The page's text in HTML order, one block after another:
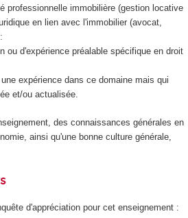
professionnelle immobilière (gestion locative
en lien avec l'immobilier (avocat,
ou d'expérience préalable spécifique en droit
expérience dans ce domaine mais qui
et/ou actualisée.
des connaissances générales en
ainsi qu'une bonne culture générale,
d'appréciation pour cet enseignement :